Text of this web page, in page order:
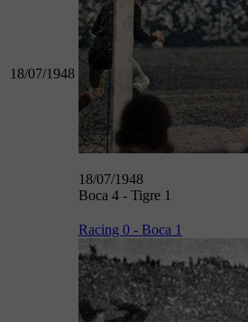
18/07/1948
18/07/1948
Boca 4 - Tigre 1
Racing 0 - Boca 1